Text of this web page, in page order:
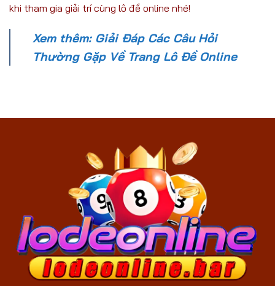
khi tham gia giải trí cùng lô đề online nhé!
Xem thêm: Giải Đáp Các Câu Hỏi
Thường Gặp Về Trang Lô Đề Online